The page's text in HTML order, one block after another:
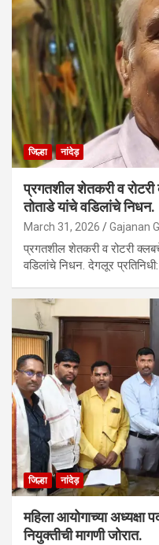
जिल्हा नांदेड़
प्रगतशील शेतकरी व
तोताडे यांचे वडिलांचे निधन.
March 31, 2026 Gajanan
प्रगतशील शेतकरी व रोटरी
वडिलांचे निधन. देगलूर
जिल्हा नांदेड़
महिला आयोगाच्या अध्यक्षा
नियुक्तीची मागणी जोरात.